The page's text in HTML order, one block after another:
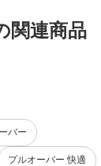
関連商品
バー
プルオーバー 快適